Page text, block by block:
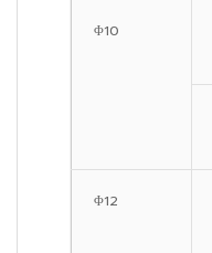
Φ10
Φ12